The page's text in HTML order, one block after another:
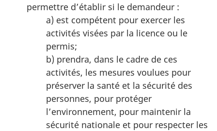
permettre d’établir si le demandeur :
a) est compétent pour exercer les
activités visées par la licence ou le
permis;
b) prendra, dans le cadre de ces
activités, les mesures voulues pour
préserver la santé et la sécurité des
personnes, pour protéger
l’environnement, pour maintenir la
sécurité nationale et pour respecter les